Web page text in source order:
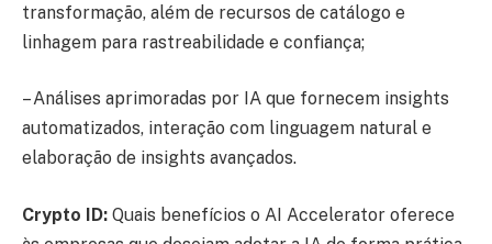
transformação, além de recursos de catálogo e
linhagem para rastreabilidade e confiança;
– Análises aprimoradas por IA que fornecem insights
automatizados, interação com linguagem natural e
elaboração de insights avançados.
Crypto ID: Quais benefícios o AI Accelerator oferece